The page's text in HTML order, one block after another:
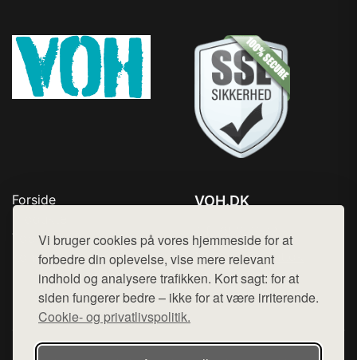
Vi bruger cookies på vores hjemmeside for at
forbedre din oplevelse, vise mere relevant
indhold og analysere trafikken. Kort sagt: for at
siden fungerer bedre – ikke for at være irriterende.
Cookie- og privatlivspolitik.
Forside
Top Rabatter
Kontakt
VOH.DK
Mail: hej@want.dk
Cookie- og privatlivspolitik